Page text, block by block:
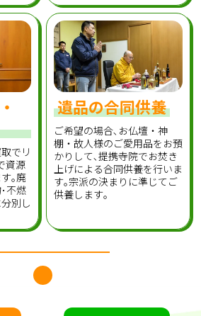
でリ
資源
｡廃
不燃
別し
遺品の合同供養
ご希望の場合､お仏壇・神
棚・故人様のご愛用品をお預
かりして､提携寺院でお焚き
上げによる合同供養を行いま
す｡宗派の決まりに準じてご
供養します｡